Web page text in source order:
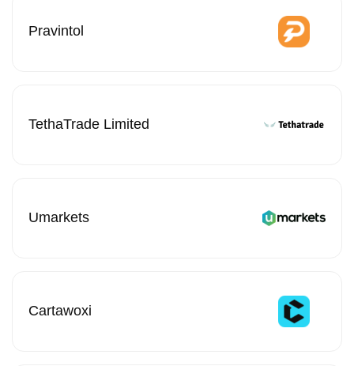
Pravintol
TethaTrade Limited
Umarkets
Cartawoxi